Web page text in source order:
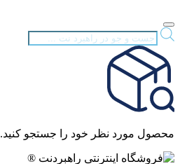
Products
search
محصول مورد نظر خود را جستجو کنید.